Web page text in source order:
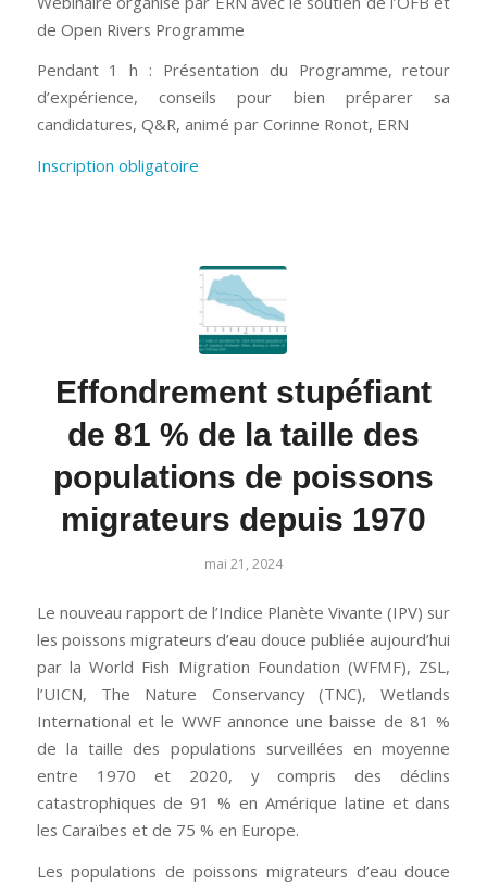
de Open Rivers Programme
Pendant 1 h : Présentation du Programme, retour
d’expérience, conseils pour bien préparer sa
candidatures, Q&R, animé par Corinne Ronot, ERN
Inscription obligatoire
Effondrement stupéfiant
de 81 % de la taille des
populations de poissons
migrateurs depuis 1970
mai 21, 2024
Le nouveau rapport de l’Indice Planète Vivante (IPV) sur
les poissons migrateurs d’eau douce publiée aujourd’hui
par la World Fish Migration Foundation (WFMF), ZSL,
l’UICN, The Nature Conservancy (TNC), Wetlands
International et le WWF annonce une baisse de 81 %
de la taille des populations surveillées en moyenne
entre 1970 et 2020, y compris des déclins
catastrophiques de 91 % en Amérique latine et dans
les Caraïbes et de 75 % en Europe.
Les populations de poissons migrateurs d’eau douce